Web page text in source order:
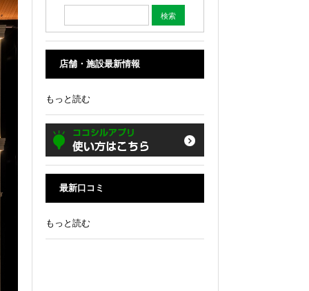
店舗・施設最新情報
もっと読む
最新口コミ
もっと読む